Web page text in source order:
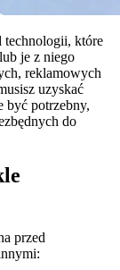
technologii, które
je z niego
reklamowych
uzyskać
być potrzebny,
do
przed